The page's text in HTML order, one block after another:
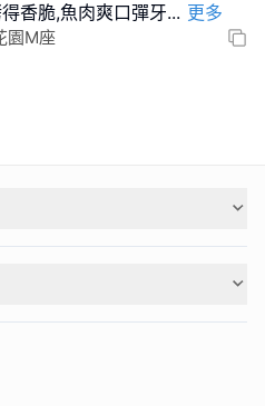
香脆,魚肉爽口彈牙... 更多
園M座